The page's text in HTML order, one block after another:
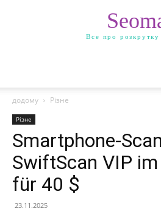
Все про розкрутку
додому Різне
Різне
Smartphone-
SwiftScan VIP
für 40 $
23.11.2025